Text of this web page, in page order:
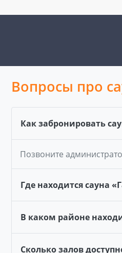
Вопросы про
Как забронировать
Позвоните
Где находится сауна
В каком районе
Сколько залов